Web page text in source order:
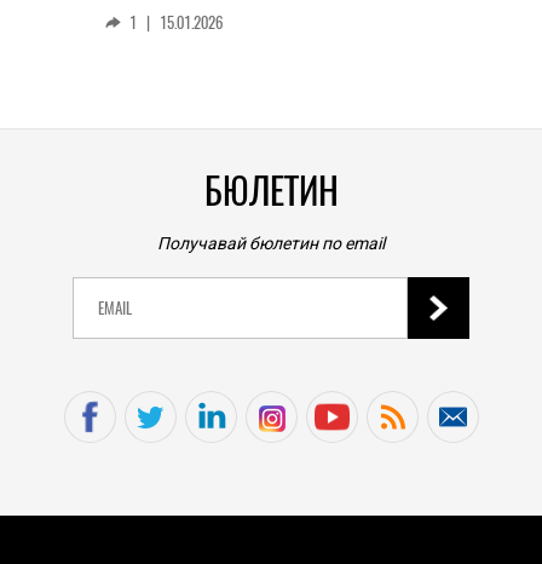
1 | 15.01.2026
БЮЛЕТИН
Получавай бюлетин по email